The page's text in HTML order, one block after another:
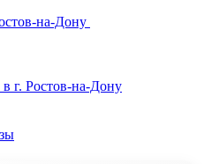
на-Дону
г. Ростов-на-Дону